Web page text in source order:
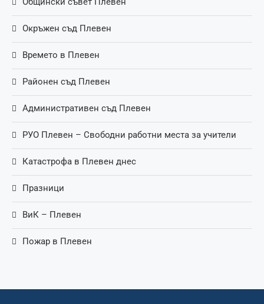
Окръжен съд Плевен
Времето в Плевен
Районен съд Плевен
Административен съд Плевен
РУО Плевен – Свободни работни места за учители
Катастрофа в Плевен днес
Празници
ВиК – Плевен
Пожар в Плевен